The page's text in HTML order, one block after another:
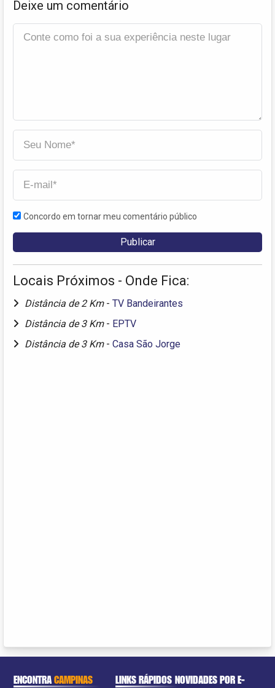
Deixe um comentário
Concordo em tornar meu comentário público
Locais Próximos - Onde Fica:
Distância de 2 Km - TV Bandeirantes
Distância de 3 Km - EPTV
Distância de 3 Km - Casa São Jorge
ENCONTRACAMPINAS LINKS RÁPIDOS NOVIDADES POR E-